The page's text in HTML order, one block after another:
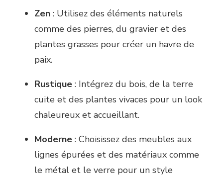
Zen : Utilisez des éléments naturels
comme des pierres, du gravier et des
plantes grasses pour créer un havre de
paix.
Rustique : Intégrez du bois, de la terre
cuite et des plantes vivaces pour un look
chaleureux et accueillant.
Moderne : Choisissez des meubles aux
lignes épurées et des matériaux comme
le métal et le verre pour un style